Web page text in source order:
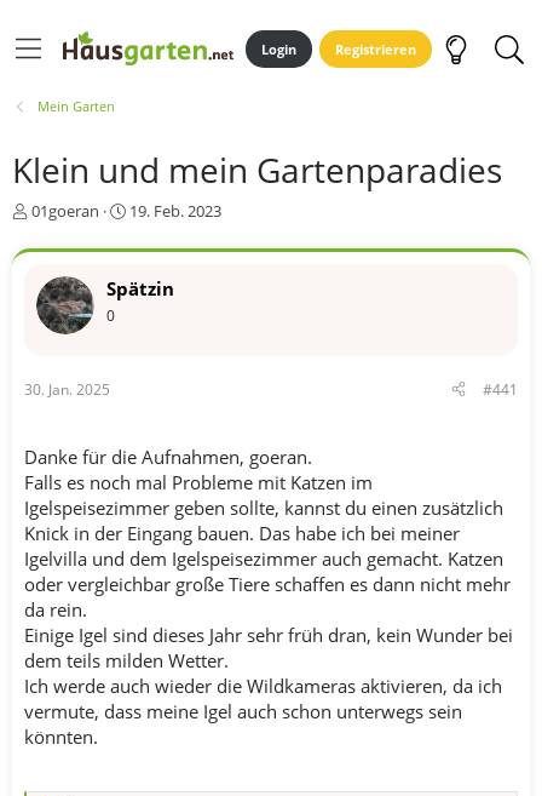
Login Registrieren
Mein Garten
Klein und mein Gartenparadies
E
s
e
r
01goeran
E
s
e
19. Feb. 2023
Spätzin
0
30. Jan. 2025 #441
Danke für die Aufnahmen, goeran.
Falls es noch mal Probleme mit Katzen im
Igelspeisezimmer geben sollte, kannst du einen zusätzlich
Knick in der Eingang bauen. Das habe ich bei meiner
Igelvilla und dem Igelspeisezimmer auch gemacht. Katzen
oder vergleichbar große Tiere schaffen es dann nicht mehr
da rein.
Einige Igel sind dieses Jahr sehr früh dran, kein Wunder bei
dem teils milden Wetter.
Ich werde auch wieder die Wildkameras aktivieren, da ich
vermute, dass meine Igel auch schon unterwegs sein
könnten.